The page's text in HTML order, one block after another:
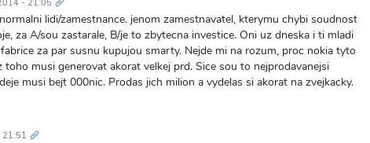
- 21:05
lidi/zamestnance. jenom zamestnavatel, kterymu chybi soudnost
za A/sou zastarale, B/je to zbytecna investice. Oni uz dneska i ti mladi
za par susnu kupujou smarty. Nejde mi na rozum, proc nokia tyto
musi generovat akorat velkej prd. Sice sou to nejprodavanejsi
musi bejt 000nic. Prodas jich milion a vydelas si akorat na zvejkacky.
odkaz